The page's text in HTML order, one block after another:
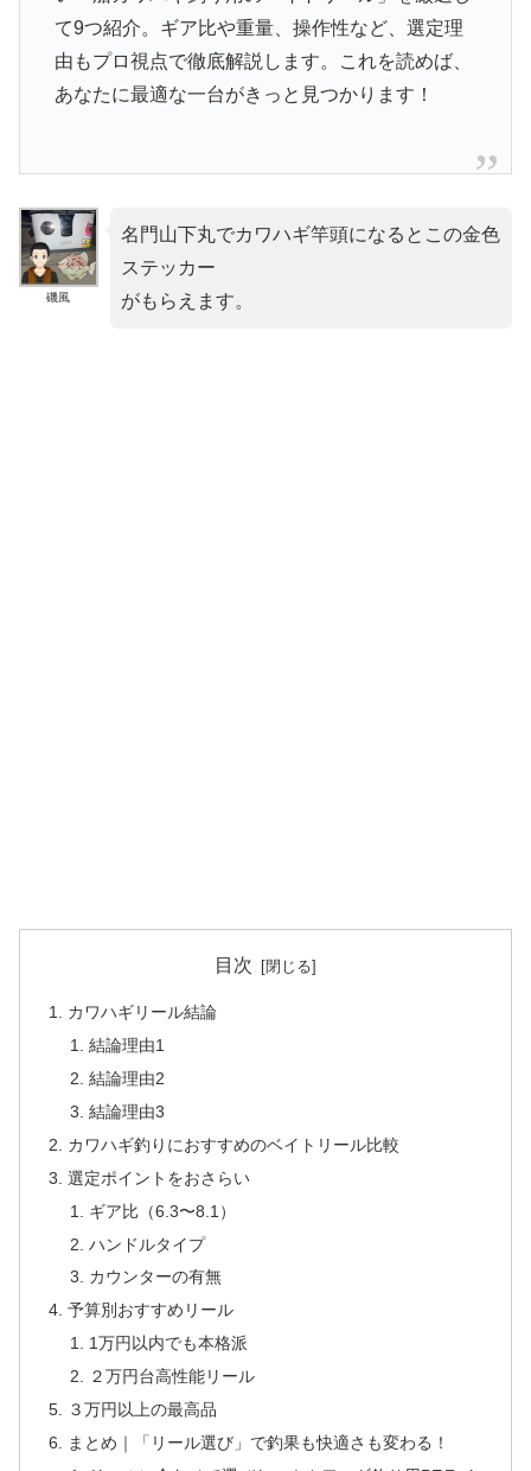
て9つ紹介。ギア比や重量、操作性など、選定理
由もプロ視点で徹底解説します。これを読めば、
あなたに最適な一台がきっと見つかります！
磯風
名門山下丸でカワハギ竿頭になるとこの金色
ステッカー
がもらえます。
目次
カワハギリール結論
結論理由1
結論理由2
結論理由3
カワハギ釣りにおすすめのベイトリール比較
選定ポイントをおさらい
ギア比（6.3〜8.1）
ハンドルタイプ
カウンターの有無
予算別おすすめリール
1万円以内でも本格派
２万円台高性能リール
３万円以上の最高品
まとめ｜「リール選び」で釣果も快適さも変わる！